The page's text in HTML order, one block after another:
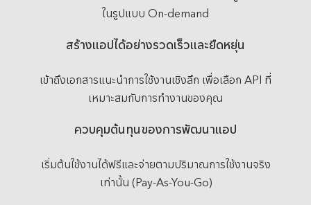
ในรูปแบบ On-demand
สร้างแอปได้อย่างรวดเร็วและยืดหยุ่น
เข้าถึงเอกสารแนะนำการใช้งานเชิงลึก เพื่อเลือก API ที่
เหมาะสมกับการทำงานของคุณ
ควบคุมต้นทุนของการพัฒนาแอป
เริ่มต้นใช้งานได้ฟรีและจ่ายตามปริมาณการใช้งานจริง
เท่านั้น (Pay-As-You-Go)